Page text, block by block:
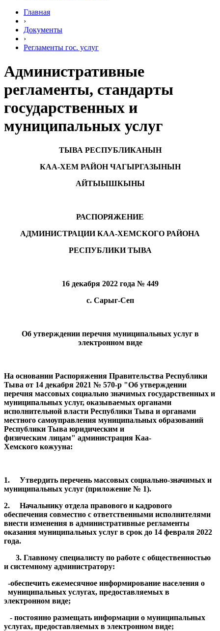
Главная
›
Документы
›
Регламенты гос. услуг
Административные
регламенты, стандарты
государственных и
муниципальных услуг
ТЫВА РЕСПУБЛИКАНЫН
КАА-ХЕМ РАЙОН ЧАГЫРГАЗЫНЫН
АЙТЫЫШКЫНЫ
РАСПОРЯЖЕНИЕ
АДМИНИСТРАЦИИ КАА-ХЕМСКОГО РАЙОНА
РЕСПУБЛИКИ ТЫВА
16 декабря 2022 года № 449
с. Сарыг-Сеп
Об утверждении перечня муниципальных услуг в
электронном виде
На основании Распоряжения Правительства Республики
Тыва от 14 декабря 2021 № 570-р "Об утверждении
перечня массовых социально значимых государственных и
муниципальных услуг, оказываемых органами
исполнительной власти Республики Тыва и органами
местного самоуправления муниципальных образований
Республики Тыва юридическим и
физическим лицам" администрация Каа-
Хемского кожууна:
1. Утвердить перечень массовых социально-значимых и
муниципальных услуг (приложение № 1).
2. Начальнику отдела правового и кадрового
обеспечения совместно с ответственными исполнителями
внести изменения в административные регламенты
оказания муниципальных услуг в срок до 14 февраля 2022
года.
3. Главному специалисту по работе с общественностью
и системному администратору:
-обеспечить ежемесячное информирование населения о
муниципальных услугах, предоставляемых в
электронном виде;
- постоянно размещать информации о муниципальных
услугах, предоставляемых в электронном виде;